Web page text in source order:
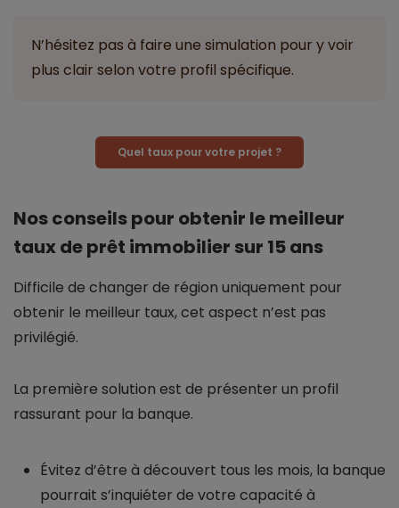
N’hésitez pas à faire une simulation pour y voir
plus clair selon votre profil spécifique.
Quel taux pour votre projet ?
Nos conseils pour obtenir le meilleur
taux de prêt immobilier sur 15 ans
Difficile de changer de région uniquement pour
obtenir le meilleur taux, cet aspect n’est pas
privilégié.
La première solution est de présenter un profil
rassurant pour la banque.
Évitez d’être à découvert tous les mois, la banque
pourrait s’inquiéter de votre capacité à